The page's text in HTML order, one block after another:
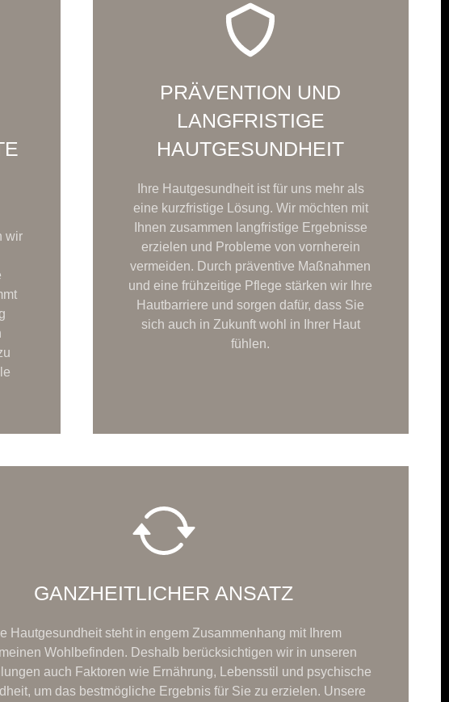
K
wir
PRÄVENTION UND
LANGFRISTIGE
HAUTGESUNDHEIT
Ihre Hautgesundheit ist für uns mehr als
eine kurzfristige Lösung. Wir möchten mit
Ihnen zusammen langfristige Ergebnisse
erzielen und Probleme von vornherein
vermeiden. Durch präventive Maßnahmen
und eine frühzeitige Pflege stärken wir Ihre
Hautbarriere und sorgen dafür, dass Sie
sich auch in Zukunft wohl in Ihrer Haut
fühlen.
GANZHEITLICHER ANSATZ
Hautgesundheit steht in engem Zusammenhang mit Ihrem
Wohlbefinden. Deshalb berücksichtigen wir in unseren
auch Faktoren wie Ernährung, Lebensstil und psychische
um das bestmögliche Ergebnis für Sie zu erzielen. Unsere